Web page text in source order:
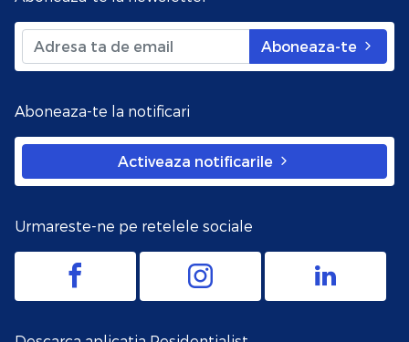
Aboneaza-te
Aboneaza-te la notificari
Activeaza notificarile
Urmareste-ne pe retelele sociale